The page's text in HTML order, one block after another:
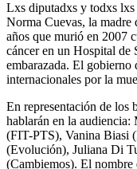
Lxs diputadxs y todxs lxs
Norma Cuevas, la
años que murió en 2007
cáncer en un Hospital de
embarazada. El gobierno
internacionales por la
En representación de los
hablarán en la
(FIT-PTS), Vanina Biasi
(Evolución), Juliana Di
(Cambiemos). El